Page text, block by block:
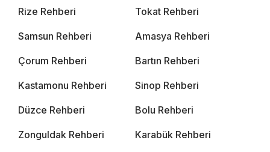
Rize Rehberi Tokat Rehberi
Samsun Rehberi Amasya Rehberi
Çorum Rehberi Bartın Rehberi
Kastamonu Rehberi Sinop Rehberi
Düzce Rehberi Bolu Rehberi
Zonguldak Rehberi Karabük Rehberi